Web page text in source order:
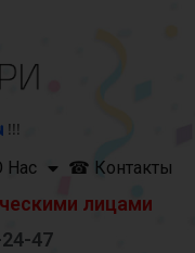
!!!
Нас ☎ Контакты
лицами
47